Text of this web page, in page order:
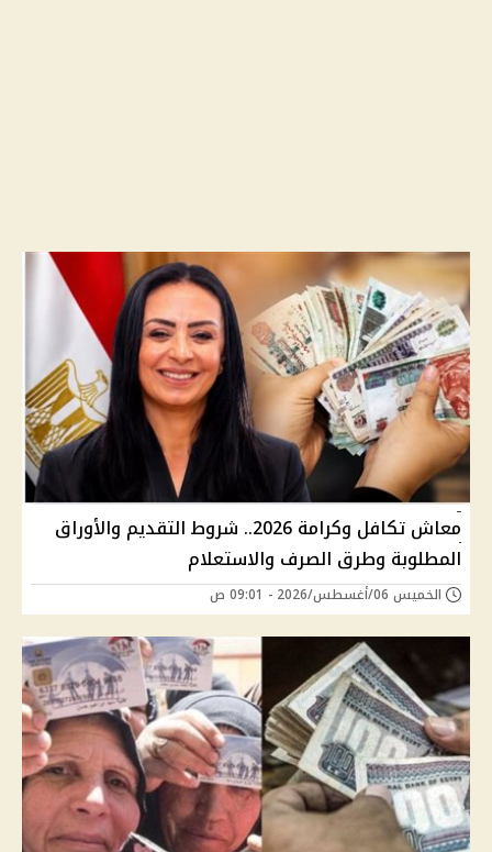
معاش تكافل وكرامة 2026.. شروط التقديم والأوراق
المطلوبة وطرق الصرف والاستعلام
الخميس 06/أغسطس/2026 - 09:01 ص